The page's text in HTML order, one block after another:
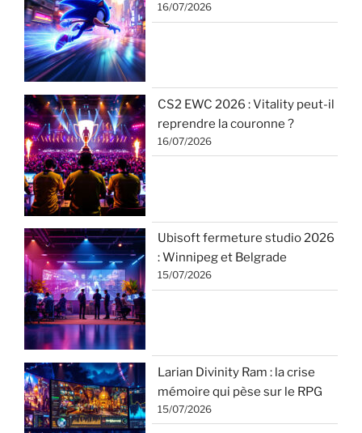
16/07/2026
CS2 EWC 2026 : Vitality peut-il
reprendre la couronne ?
16/07/2026
Ubisoft fermeture studio 2026
: Winnipeg et Belgrade
15/07/2026
Larian Divinity Ram : la crise
mémoire qui pèse sur le RPG
15/07/2026